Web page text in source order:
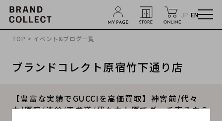
JP EN
TOP > イベント&ブログ一覧
ブランドコレクト原宿竹下通り店
【豊富な実績でGUCCIを高価買取】神宮前/代々
木/原宿/渋谷/表参道/代々木上原でグッチ売るなら